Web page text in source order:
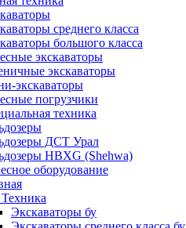
среднего класса
большого класса
экскаваторы
экскаваторы
экскаваторы
погрузчики
техника
ДСТ Урал
HBXG (Shehwa)
оборудование
Экскаваторы бу